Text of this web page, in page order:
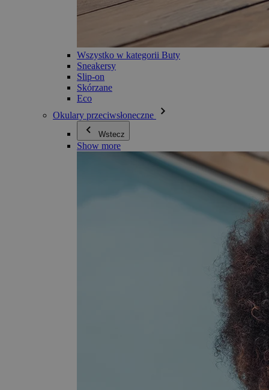
Wszystko w kategorii Buty
Sneakersy
Slip-on
Skórzane
Eco
Okulary przeciwsłoneczne
Wstecz
Show more